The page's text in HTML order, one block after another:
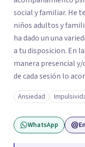
social y familiar. He
niños adultos y
ha dado un una
a tu disposicion. En
manera presencial
de cada sesión lo
Ansiedad
WhatsApp